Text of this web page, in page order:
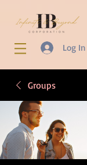
Log In
Groups